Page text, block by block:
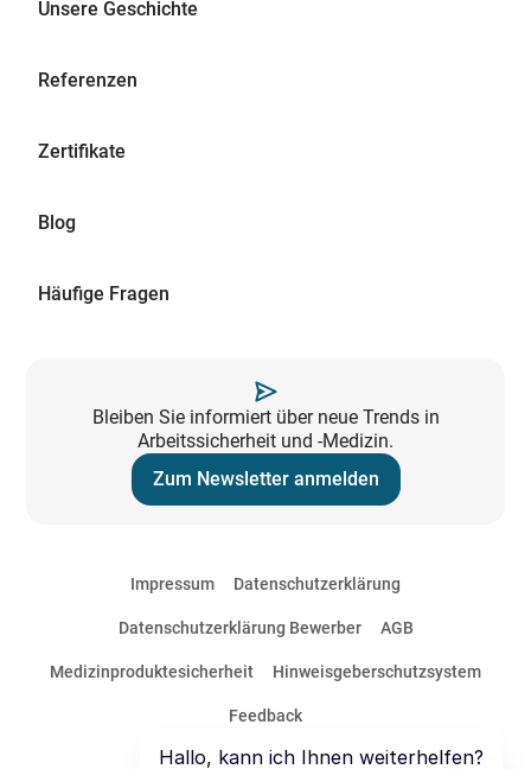
Unsere Geschichte
Referenzen
Zertifikate
Blog
Häufige Fragen
Bleiben Sie informiert über neue Trends in
Arbeitssicherheit und -Medizin.
Zum Newsletter anmelden
Impressum Datenschutzerklärung
Datenschutzerklärung Bewerber AGB
Medizinproduktesicherheit Hinweisgeberschutzsystem
Feedback